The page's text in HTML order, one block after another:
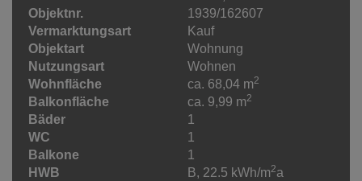
Objektnr.
1939/162607
Vermarktungsart
Kauf
Objektart
Wohnung
Nutzungsart
Wohnen
Wohnfläche
ca. 68,04 m2
Balkonfläche ca. 9,99 m2
Bäder
1
WC
1
Balkone
1
HWB
B, 22.5 kWh/m2a